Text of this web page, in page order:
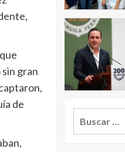
gran
de